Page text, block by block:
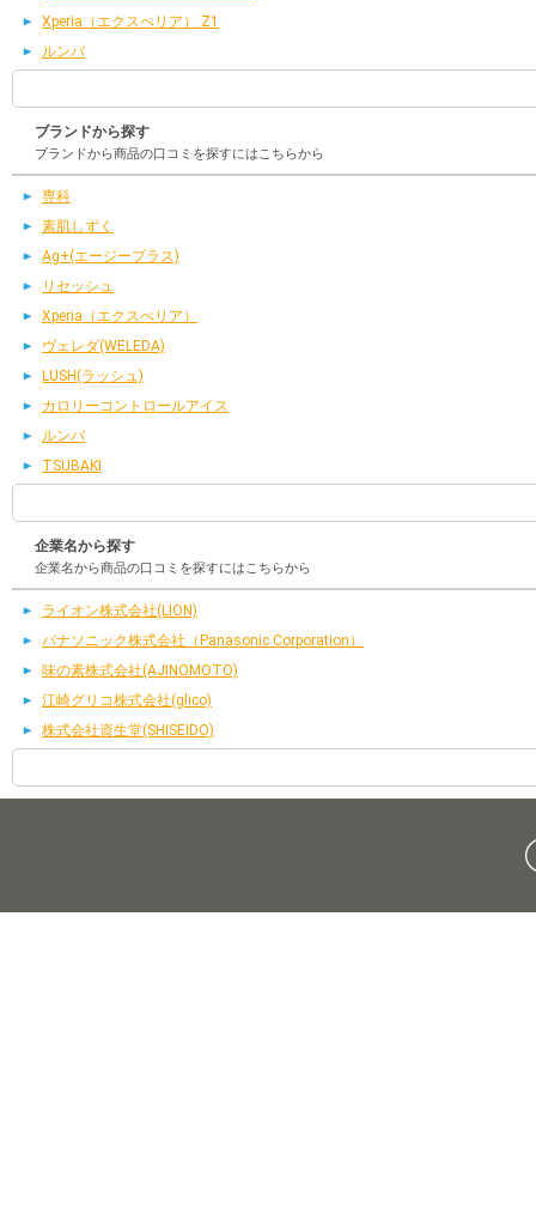
Xperia（エクスぺリア） Z1
ルンバ
ブランドから探す
ブランドから商品の口コミを探すにはこちらから
専科
素肌しずく
Ag+(エージープラス)
リセッシュ
Xperia（エクスぺリア）
ヴェレダ(WELEDA)
LUSH(ラッシュ)
カロリーコントロールアイス
ルンバ
TSUBAKI
企業名から探す
企業名から商品の口コミを探すにはこちらから
ライオン株式会社(LION)
パナソニック株式会社（Panasonic Corporation）
味の素株式会社(AJINOMOTO)
江崎グリコ株式会社(glico)
株式会社資生堂(SHISEIDO)